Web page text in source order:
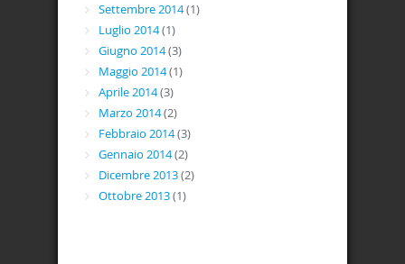
Settembre 2014(1)
Luglio 2014(1)
Giugno 2014(3)
Maggio 2014(1)
Aprile 2014(3)
Marzo 2014(2)
Febbraio 2014(3)
Gennaio 2014(2)
Dicembre 2013(2)
Ottobre 2013(1)